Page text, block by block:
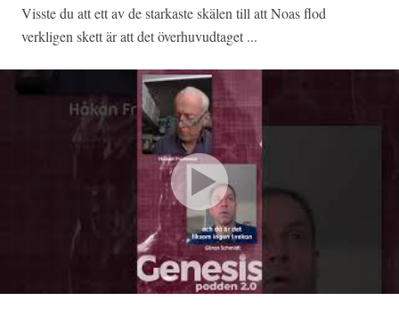
Visste du att ett av de starkaste skälen till att Noas flod
verkligen skett är att det överhuvudtaget ...